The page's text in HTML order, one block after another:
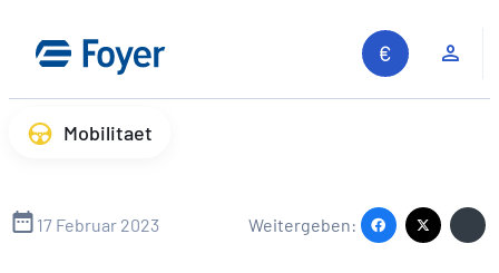
Inhalt
springen
Mobilitaet
17 Februar 2023 Weitergeben: